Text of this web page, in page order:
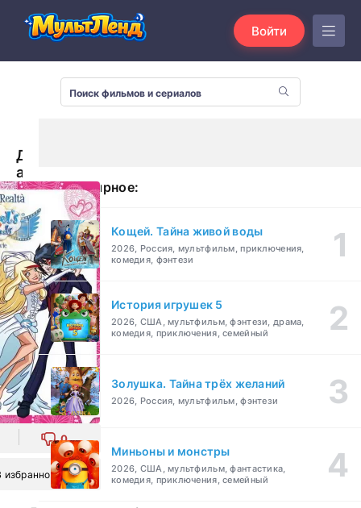
Войти
Друзья
ангелов:
Между
мечтой
и
реальностью
(2011)
0
избранное
Популярное:
Кощей. Тайна живой воды
2026, Россия, мультфильм, приключения,
комедия, фэнтези
История игрушек 5
2026, США, мультфильм, фэнтези, драма,
комедия, приключения, семейный
Золушка. Тайна трёх желаний
2026, Россия, мультфильм, фэнтези
Миньоны и монстры
2026, США, мультфильм, фантастика,
комедия, приключения, семейный